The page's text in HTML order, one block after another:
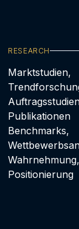
RESEARCH
Marktstudien,
Publikationen
Benchmarks,
Wahrnehmung,
Positionierung